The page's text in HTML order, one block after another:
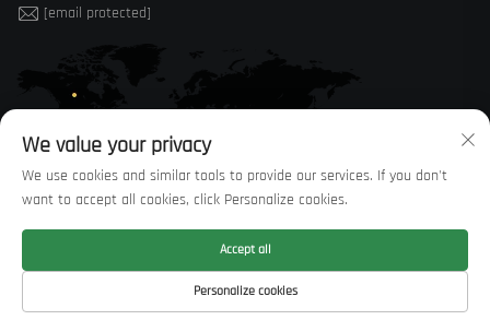
[email protected]
Derechos de autor © Sichuan Huaxi Trading Co., LTD —Política de
privacidad
We value your privacy
We use cookies and similar tools to provide our services. If you don't
want to accept all cookies, click Personalize cookies.
Personalize cookies
Accept all